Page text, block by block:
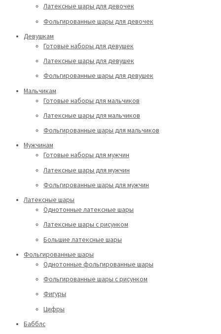
Латексные шары для девочек
Фольгированные шары для девочек
Девушкам
Готовые наборы для девушек
Латексные шары для девушек
Фольгированные шары для девушек
Мальчикам
Готовые наборы для мальчиков
Латексные шары для мальчиков
Фольгированные шары для мальчиков
Мужчинам
Готовые наборы для мужчин
Латексные шары для мужчин
Фольгированные шары для мужчин
Латексные шары
Однотонные латексные шары
Латексные шары с рисунком
Большие латексные шары
Фольгированные шары
Однотонные фольгированные шары
Фольгированные шары с рисунком
Фигуры
Цифры
Бабблс